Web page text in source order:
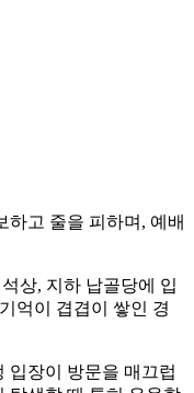
하고 줄을 피하며, 예배
상, 지하 납골당에 입
억이 겹겹이 쌓인 경
입장이 방문을 매끄럽